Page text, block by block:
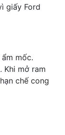
giấy Ford
mốc.
Khi mở ram
chế cong